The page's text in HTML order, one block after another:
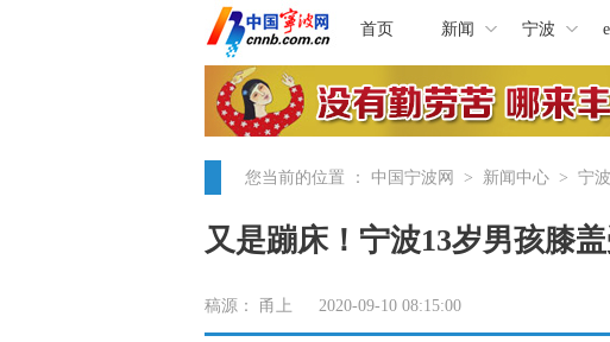
首页 新闻 宁波
您当前的位置 ： 中国宁波网 > 新闻中心 > 宁波
又是蹦床！宁波13岁男孩膝
稿源： 甬上 2020-09-10 08:15:00